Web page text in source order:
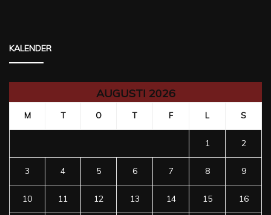
KALENDER
AUGUSTI 2026
M T O T F L S
1 2
3 4 5 6 7 8 9
10 11 12 13 14 15 16